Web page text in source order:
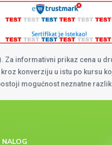
Za informativni prikaz cena u
konverziju u istu po kursu
mogućnost neznatne
NALOG